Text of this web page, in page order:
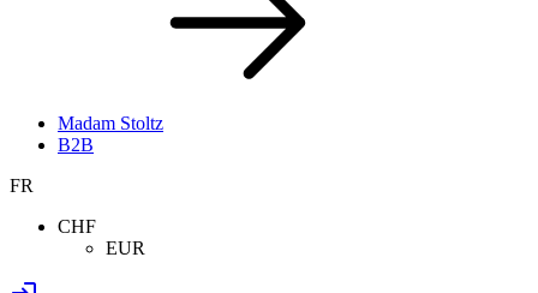
Madam Stoltz
B2B
FR
CHF
EUR